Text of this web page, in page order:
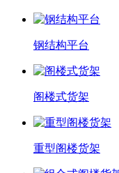
钢结构平台
阁楼式货架
重型阁楼货架